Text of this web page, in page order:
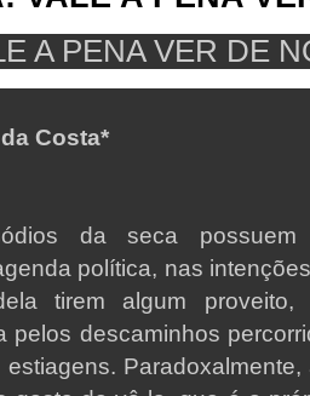
A PENA VER DE
Costa*
da seca possuem
política, nas
tirem algum
pelos descaminhos